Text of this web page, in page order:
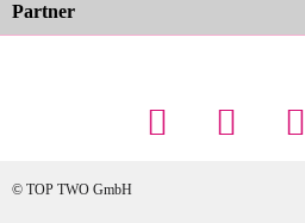
Partner
© TOP TWO GmbH